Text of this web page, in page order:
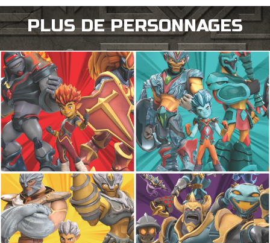
PLUS DE PERSONNAGES